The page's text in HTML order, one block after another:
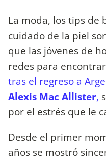
La moda, los tips de
cuidado de la piel
que las jóvenes de
redes para
tras el regreso a
Alexis Mac Allister,
por el estrés que le
Desde el primer
años se mostró